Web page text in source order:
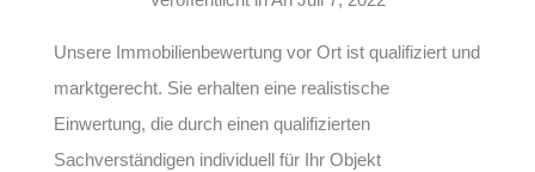
Unsere Immobilienbewertung vor Ort ist qualifiziert und
marktgerecht. Sie erhalten eine realistische
Einwertung, die durch einen qualifizierten
Sachverständigen individuell für Ihr Objekt